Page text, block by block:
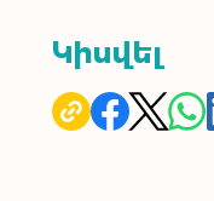
Կիսվել